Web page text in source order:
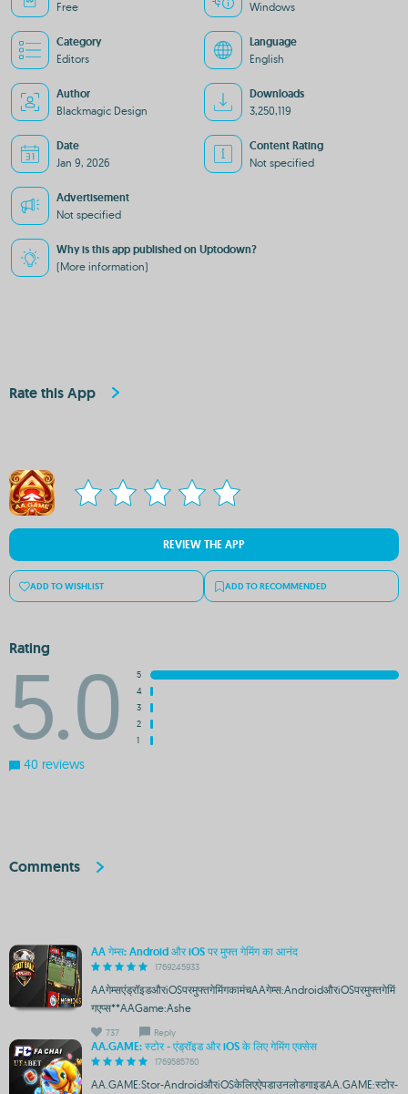
Free Windows
Category
Editors
Language
English
Author
Blackmagic Design
Downloads
3,250,119
Date
Jan 9, 2026
Content Rating
Not specified
Advertisement
Not specified
Why is this app published on Uptodown?
(More information)
Rate this App
REVIEW THE APP
ADD TO WISHLIST ADD TO RECOMMENDED
Rating
5.0
5
4
3
2
1
40 reviews
Comments
AA गेम्स: Android और iOS पर मुफ्त गेमिंग का आनंद
1769245933
AAगेम्सएंड्रॉइडऔरiOSपरमुफ्तगेमिंगकामंचAAगेम्स:AndroidऔरiOSपरमुफ्तगेमिं
गएप्स**AAGame:Ashe
737 Reply
AA.GAME: स्टोर - एंड्रॉइड और iOS के लिए गेमिंग एक्सेस
1769585760
AA.GAME:Stor-AndroidऔरiOSकेलिएऐपडाउनलोडगाइडAA.GAME:स्टोर-